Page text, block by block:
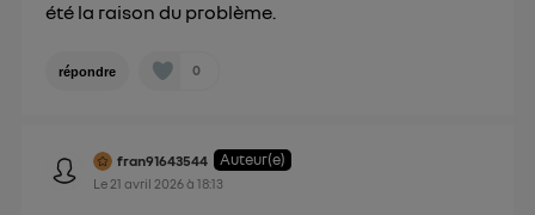
été la raison du problème.
répondre 0
fran91643544 Auteur(e)
Le 21 avril 2026à18:13